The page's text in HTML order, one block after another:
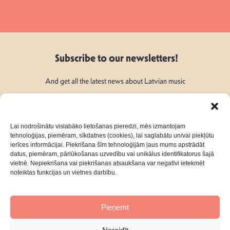
Lai nodrošinātu vislabāko lietošanas pieredzi, mēs izmantojam
tehnoloģijas, piemēram, sīkdatnes (cookies), lai saglabātu un/vai piekļūtu
ierīces informācijai. Piekrišana šīm tehnoloģijām ļaus mums apstrādāt
datus, piemēram, pārlūkošanas uzvedību vai unikālus identifikatorus šajā
vietnē. Nepiekrišana vai piekrišanas atsaukšana var negatīvi ietekmēt
noteiktas funkcijas un vietnes darbību.
Pieņemt
Subscribe to our newsletters!
And get all the latest news about Latvian music
Follow Us:
AboutContacts